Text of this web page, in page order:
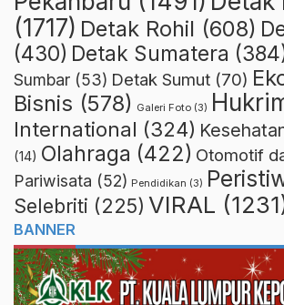
(1717) Detak Rohil (608)
(430) Detak Sumatera
Sumbar (53) Detak Sumut (70)
Bisnis (578) Galeri Foto (3)
International (324)
(14) Olahraga (422) Otomotif
Pariwisata (52) Pendidikan (3)
Selebriti (225) VIRAL
BANNER